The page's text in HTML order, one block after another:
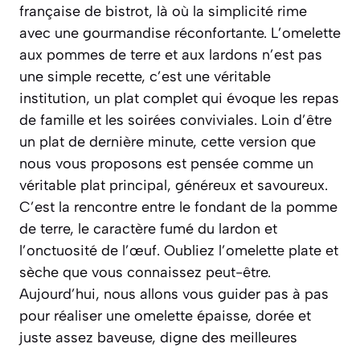
française de bistrot, là où la simplicité rime
avec une gourmandise réconfortante. L’omelette
aux pommes de terre et aux lardons n’est pas
une simple recette, c’est une véritable
institution, un plat complet qui évoque les repas
de famille et les soirées conviviales. Loin d’être
un plat de dernière minute, cette version que
nous vous proposons est pensée comme un
véritable plat principal, généreux et savoureux.
C’est la rencontre entre le fondant de la pomme
de terre, le caractère fumé du lardon et
l’onctuosité de l’œuf. Oubliez l’omelette plate et
sèche que vous connaissez peut-être.
Aujourd’hui, nous allons vous guider pas à pas
pour réaliser une omelette épaisse, dorée et
juste assez baveuse, digne des meilleures